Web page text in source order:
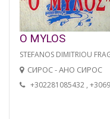
O MYLOS
STEFANOS DIMITRIOU
СИРОС - АНО СИРОС
+302281085432 ,